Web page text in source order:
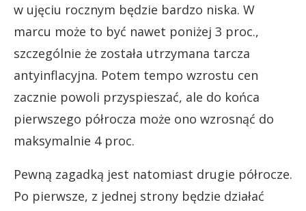
w ujęciu rocznym będzie bardzo niska. W
marcu może to być nawet poniżej 3 proc.,
szczególnie że została utrzymana tarcza
antyinflacyjna. Potem tempo wzrostu cen
zacznie powoli przyspieszać, ale do końca
pierwszego półrocza może ono wzrosnąć do
maksymalnie 4 proc.
Pewną zagadką jest natomiast drugie półrocze.
Po pierwsze, z jednej strony będzie działać